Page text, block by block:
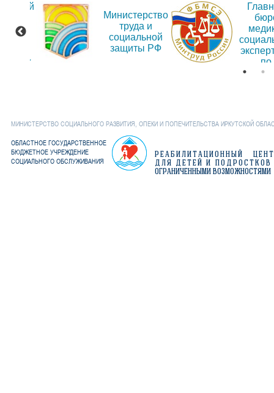
Министерство
труда и
социальной
защиты РФ
по
МИНИСТЕРСТВО СОЦИАЛЬНОГО РАЗВИТИЯ, ОПЕКИ И ПОПЕЧИТЕЛЬСТВА ИРКУТСКОЙ
ОБЛАСТНОЕ ГОСУДАРСТВЕННОЕ
БЮДЖЕТНОЕ УЧРЕЖДЕНИЕ
СОЦИАЛЬНОГО ОБСЛУЖИВАНИЯ
РЕАБИЛИТАЦИОННЫЙ
ДЛЯ ДЕТЕЙ И ПОДРОСТКОВ
ОГРАНИЧЕННЫМИ ВОЗМОЖНОСТЯМИ